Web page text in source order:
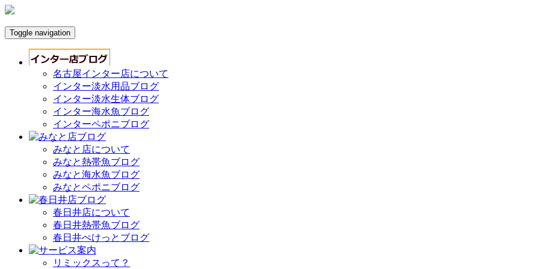
Toggle navigation
名古屋インター店について
インター淡水用品ブログ
インター淡水生体ブログ
インター海水魚ブログ
インターペポニブログ
みなと店について
みなと熱帯魚ブログ
みなと海水魚ブログ
みなとペポニブログ
春日井店について
春日井熱帯魚ブログ
春日井ぺけっとブログ
リミックスって？